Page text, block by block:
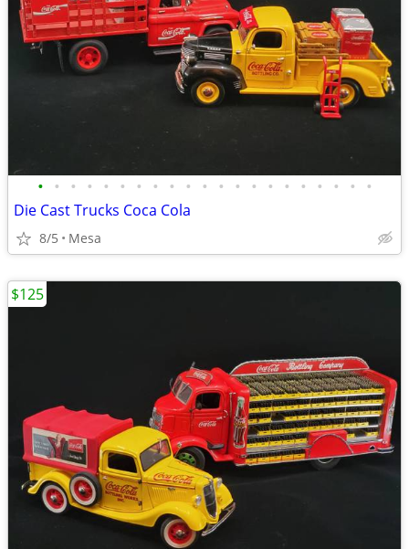
• • • • • • • • • • • • • • • • • • • • •
Die Cast Trucks Coca Cola
8/5 Mesa
$125